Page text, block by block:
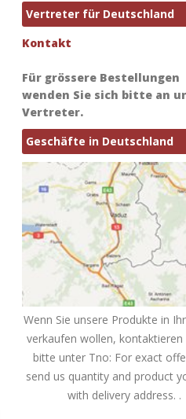
Vertreter für Deutschland
Kontakt
Für grössere Bestellungen
wenden Sie sich bitte an
Vertreter.
Geschäfte in Deutschland
Wenn Sie unsere Produkte in
verkaufen wollen, kontaktieren
bitte unter Tno: For exact
send us quantity and product
with delivery address. .